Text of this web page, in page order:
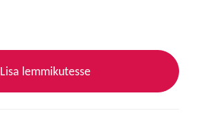
Lisa lemmikutesse